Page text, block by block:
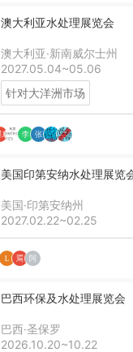
澳大利亚水处理展览会
澳大利亚·新南威尔士州
2027.05.04~05.06
针对大洋洲市场
美国印第安纳水处理展览
美国·印第安纳州
2027.02.22~02.25
巴西环保及水处理展览会
巴西·圣保罗
2026.10.20~10.22